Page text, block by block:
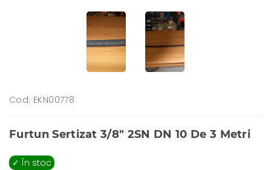
Cod: EKN00778
Furtun Sertizat 3/8" 2SN DN 10 De 3 Metri
✓ În stoc